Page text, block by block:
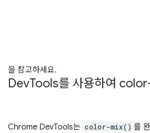
을 참고하세요.
DevTools를 사용하여
Chrome DevTools는 color-mix() 를